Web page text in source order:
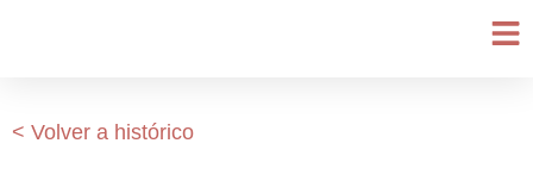
< Volver a histórico